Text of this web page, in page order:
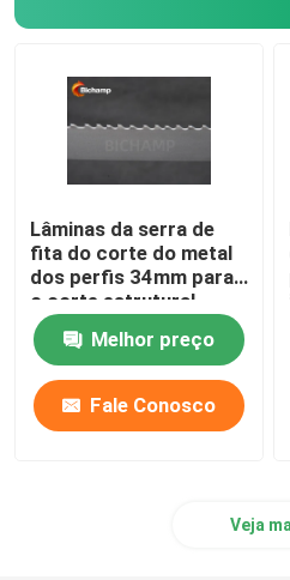
Lâminas de aço inoxidável
Lâminas verticais da serra
Lâminas da serra de
fita do corte do metal
dos perfis 34mm para
o corte estrutural
Melhor preço
Fale Conosco
Veja